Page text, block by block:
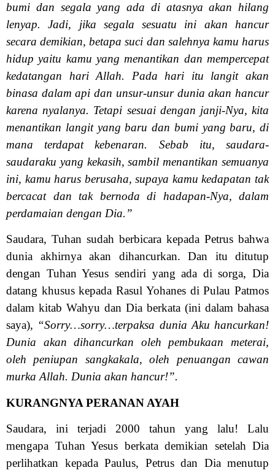
bumi dan segala yang ada di atasnya akan hilang
lenyap. Jadi, jika segala sesuatu ini akan hancur
secara demikian, betapa suci dan salehnya kamu harus
hidup yaitu kamu yang menantikan dan mempercepat
kedatangan hari Allah. Pada hari itu langit akan
binasa dalam api dan unsur-unsur dunia akan hancur
karena nyalanya. Tetapi sesuai dengan janji-Nya, kita
menantikan langit yang baru dan bumi yang baru, di
mana terdapat kebenaran. Sebab itu, saudara-
saudaraku yang kekasih, sambil menantikan semuanya
ini, kamu harus berusaha, supaya kamu kedapatan tak
bercacat dan tak bernoda di hadapan-Nya, dalam
perdamaian dengan Dia.”
Saudara, Tuhan sudah berbicara kepada Petrus bahwa
dunia akhirnya akan dihancurkan. Dan itu ditutup
dengan Tuhan Yesus sendiri yang ada di sorga, Dia
datang khusus kepada Rasul Yohanes di Pulau Patmos
dalam kitab Wahyu dan Dia berkata (ini dalam bahasa
saya), “Sorry…sorry…terpaksa dunia Aku hancurkan!
Dunia akan dihancurkan oleh pembukaan meterai,
oleh peniupan sangkakala, oleh penuangan cawan
murka Allah. Dunia akan hancur!”.
KURANGNYA PERANAN AYAH
Saudara, ini terjadi 2000 tahun yang lalu! Lalu
mengapa Tuhan Yesus berkata demikian setelah Dia
perlihatkan kepada Paulus, Petrus dan Dia menutup